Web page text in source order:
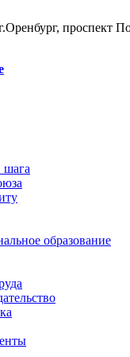
проспект
шага
образование